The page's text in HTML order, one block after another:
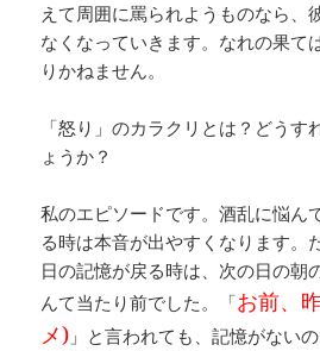
えて周囲に罵られようものなら、
なくなっていきます。なれの果て
りかねません。
「怒り」のカラクリとは？どうす
ょうか？
私のエピソードです。酒乱に悩ん
る時は本音が出やすくなります。
日の記憶が戻る時は、次の日の朝
んて当たり前でした。「お前、
メ) 」と言われても、記憶がない